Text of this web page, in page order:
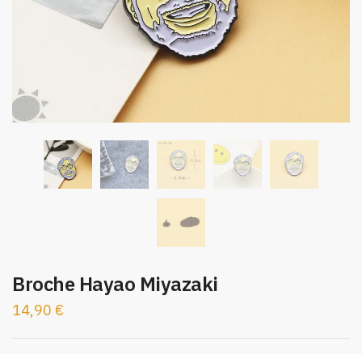
Broche Hayao Miyazaki
14,90 €